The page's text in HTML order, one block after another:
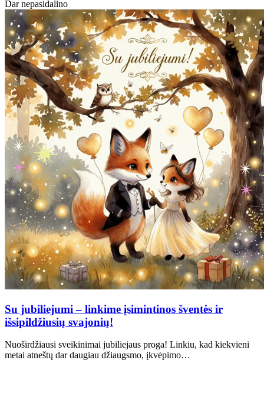
Dar nepasidalino
Su jubiliejumi – linkime įsimintinos šventės ir
išsipildžiusių svajonių!
Nuoširdžiausi sveikinimai jubiliejaus proga! Linkiu, kad kiekvieni
metai atneštų dar daugiau džiaugsmo, įkvėpimo…